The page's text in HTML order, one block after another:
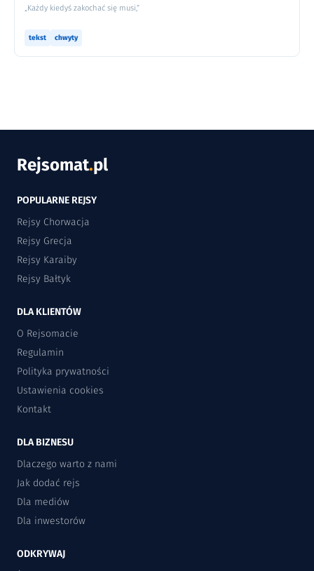
„Każdy kiedyś zakochać się musi,”
tekst chwyty
Rejsomat.pl
POPULARNE REJSY
Rejsy Chorwacja
Rejsy Grecja
Rejsy Karaiby
Rejsy Bałtyk
DLA KLIENTÓW
O Rejsomacie
Regulamin
Polityka prywatności
Ustawienia cookies
Kontakt
DLA BIZNESU
Dlaczego warto z nami
Jak dodać rejs
Dla mediów
Dla inwestorów
ODKRYWAJ